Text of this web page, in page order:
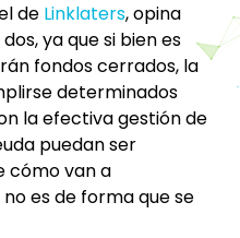
de Linklaters, opina
ya que si bien es
fondos cerrados, la
determinados
la efectiva gestión de
puedan ser
cómo van a
es de forma que se